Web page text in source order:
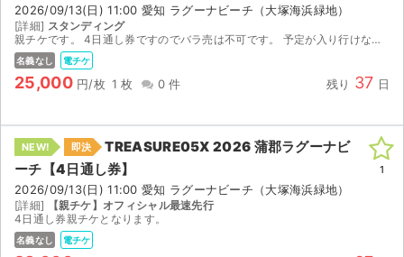
イベント
スポーツ
ご利用ガイド
ご利用ガイド
手数料・お支払い方法
2026/09/13(日) 11:00 愛知 ラグーナビーチ（大塚海浜緑地）
[詳細] スタンディング
親チケです。 4日通し券ですのでバラ売は不可です。 予定が入り行けなくなったためお安くしてお譲り致します。 ご興味のある方ぜひ。
名義なし 電チケ
25,000 円/枚 1 枚 0 件 残り 37 日
NEW! 即決
TREASURE05X 2026 蒲郡ラグーナビ
ーチ【4日通し券】
2026/09/13(日) 11:00 愛知 ラグーナビーチ（大塚海浜緑地）
[詳細]
【親チケ】オフィシャル最速先行
4日通し券親チケとなります。
名義なし 電チケ
1